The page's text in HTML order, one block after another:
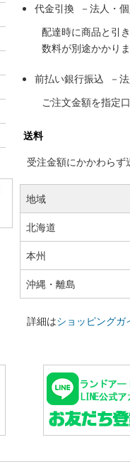
代金引換 －法人・
配達時に商品と引
数料が別途かかりま
前払い銀行振込 －
ご注文金額を指定
送料
受注金額にかかわら
地域
北海道
本州
沖縄・離島
詳細はショッピングガ